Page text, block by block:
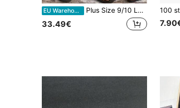
EU Warehouse Plus Size 9/10 Lengte Denim Jeans, Effen Kleur Elegante Hoge Stretch Voor- en Achterzakken Casual Tapered Mom Broek Voor Vrouwen Herfst
33.49€